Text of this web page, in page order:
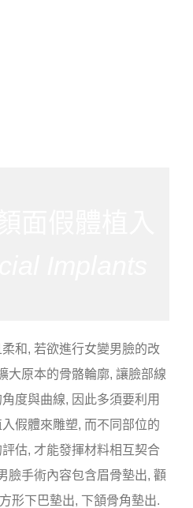
和, 若欲進行女變男臉的改
大原本的骨骼輪廓, 讓臉部線
度與曲線, 因此多須要利用
假體來雕塑, 而不同部位的
估, 才能發揮材料相互契合
臉手術內容包含眉骨墊出, 顴
形下巴墊出, 下頷骨角墊出.